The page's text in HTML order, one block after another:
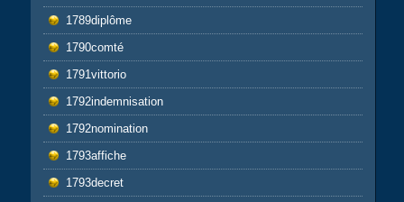
1789diplôme
1790comté
1791vittorio
1792indemnisation
1792nomination
1793affiche
1793decret